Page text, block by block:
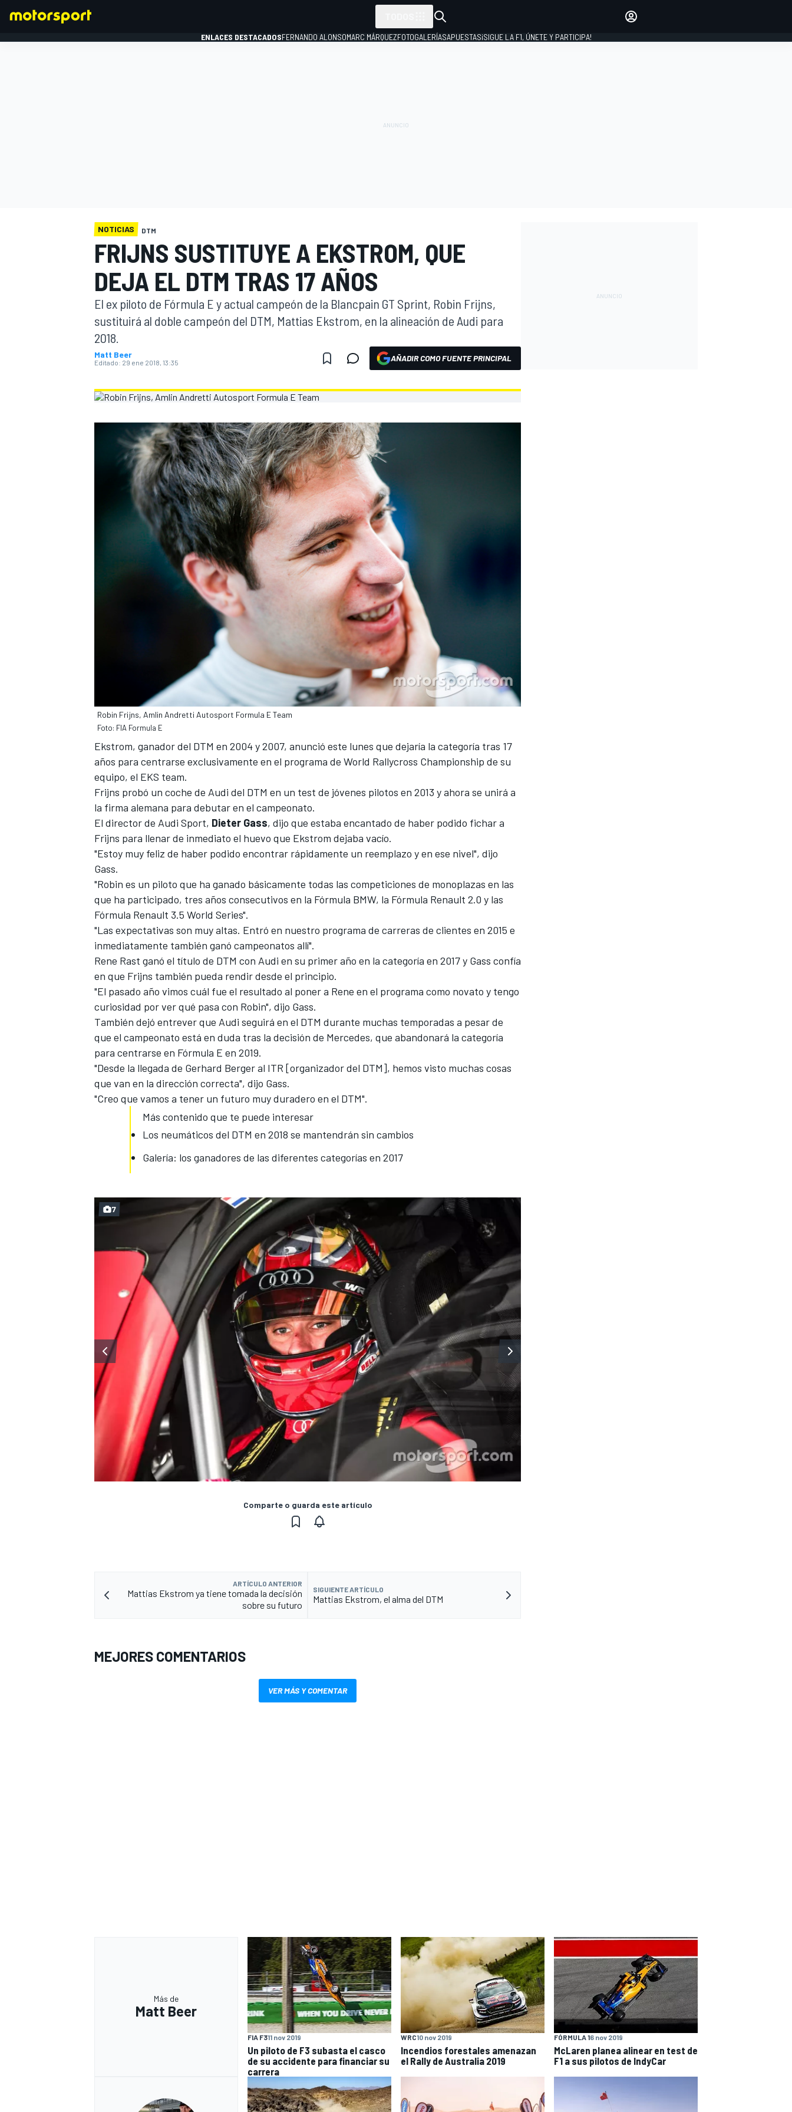
FÓRMULA E
MÁS CATEGORÍAS
ENLACES DESTACADOSFERNANDO ALONSOMARC MÁRQUEZFOTOGALERÍASAPUESTAS¡SIGUE LA F1, ÚNETE Y PARTICIPA!
NOTICIAS DTM
FRIJNS SUSTITUYE A EKSTROM, QUE
DEJA EL DTM TRAS 17 AÑOS
El ex piloto de Fórmula E y actual campeón de la Blancpain GT Sprint, Robin Frijns,
sustituirá al doble campeón del DTM, Mattias Ekstrom, en la alineación de Audi para
2018.
Matt Beer
Editado: 29 ene 2018, 13:35 AÑADIR COMO FUENTE PRINCIPAL
Robin Frijns, Amlin Andretti Autosport Formula E Team
Foto: FIA Formula E
Ekstrom, ganador del DTM en 2004 y 2007, anunció este lunes que dejaría la categoría tras 17
años para centrarse exclusivamente en el programa de World Rallycross Championship de su
equipo, el EKS team.
Frijns probó un coche de Audi del DTM en un test de jóvenes pilotos en 2013 y ahora se unirá a
la firma alemana para debutar en el campeonato.
El director de Audi Sport, Dieter Gass, dijo que estaba encantado de haber podido fichar a
Frijns para llenar de inmediato el huevo que Ekstrom dejaba vacío.
"Estoy muy feliz de haber podido encontrar rápidamente un reemplazo y en ese nivel", dijo
Gass.
"Robin es un piloto que ha ganado básicamente todas las competiciones de monoplazas en las
que ha participado, tres años consecutivos en la Fórmula BMW, la Fórmula Renault 2.0 y las
Fórmula Renault 3.5 World Series".
"Las expectativas son muy altas. Entró en nuestro programa de carreras de clientes en 2015 e
inmediatamente también ganó campeonatos allí".
Rene Rast ganó el título de DTM con Audi en su primer año en la categoría en 2017 y Gass confía
en que Frijns también pueda rendir desde el principio.
"El pasado año vimos cuál fue el resultado al poner a Rene en el programa como novato y tengo
curiosidad por ver qué pasa con Robin", dijo Gass.
También dejó entrever que Audi seguirá en el DTM durante muchas temporadas a pesar de
que el campeonato está en duda tras la decisión de Mercedes, que abandonará la categoría
para centrarse en Fórmula E en 2019.
"Desde la llegada de Gerhard Berger al ITR [organizador del DTM], hemos visto muchas cosas
que van en la dirección correcta", dijo Gass.
"Creo que vamos a tener un futuro muy duradero en el DTM".
Más contenido que te puede interesar
Los neumáticos del DTM en 2018 se mantendrán sin cambios
Galería: los ganadores de las diferentes categorías en 2017
7
Comparte o guarda este artículo
ARTÍCULO ANTERIOR
Mattias Ekstrom ya tiene tomada la decisión
sobre su futuro
SIGUIENTE ARTÍCULO
Mattias Ekstrom, el alma del DTM
MEJORES COMENTARIOS
VER MÁS Y COMENTAR
Más de
Matt Beer
FIA F311 nov 2019
Un piloto de F3 subasta el casco
de su accidente para financiar su
carrera
WRC10 nov 2019
Incendios forestales amenazan
el Rally de Australia 2019
FÓRMULA 16 nov 2019
McLaren planea alinear en test de
F1 a sus pilotos de IndyCar